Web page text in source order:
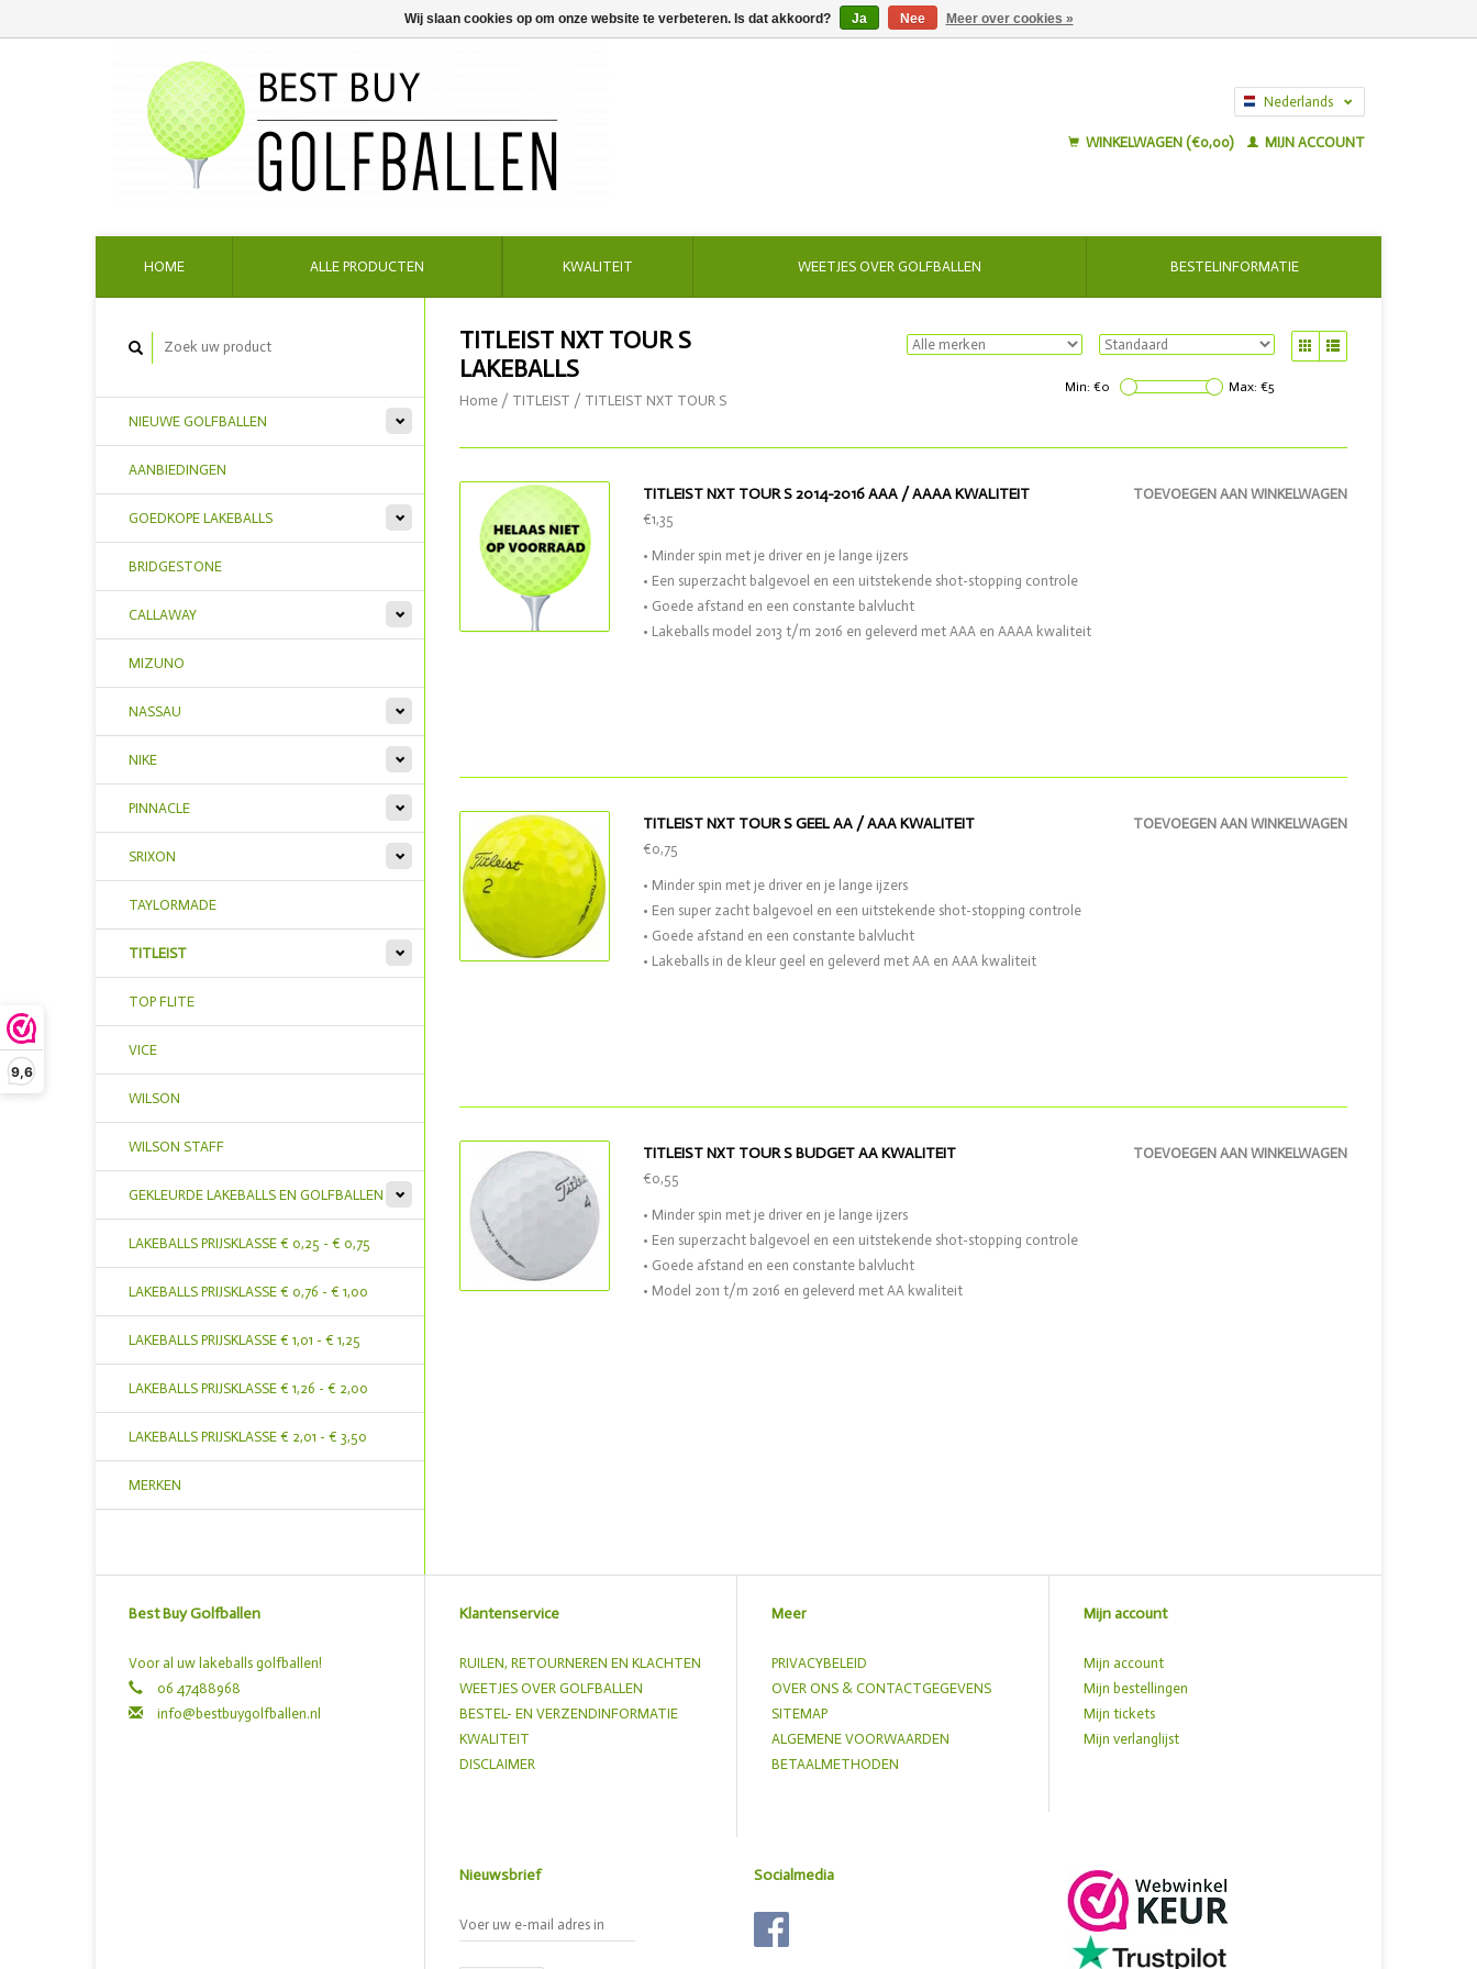
9,6
Nederlands
WINKELWAGEN (€0,00)
MIJN ACCOUNT
HOME ALLE PRODUCTEN KWALITEIT WEETJES OVER GOLFBALLEN BESTELINFORMATIE
NIEUWE GOLFBALLEN
AANBIEDINGEN
GOEDKOPE LAKEBALLS
BRIDGESTONE
CALLAWAY
MIZUNO
NASSAU
NIKE
PINNACLE
SRIXON
TAYLORMADE
TITLEIST
TOP FLITE
VICE
WILSON
WILSON STAFF
GEKLEURDE LAKEBALLS EN GOLFBALLEN
LAKEBALLS PRIJSKLASSE € 0,25 - € 0,75
LAKEBALLS PRIJSKLASSE € 0,76 - € 1,00
LAKEBALLS PRIJSKLASSE € 1,01 - € 1,25
LAKEBALLS PRIJSKLASSE € 1,26 - € 2,00
LAKEBALLS PRIJSKLASSE € 2,01 - € 3,50
MERKEN
TITLEIST NXT TOUR S
LAKEBALLS
Home / TITLEIST / TITLEIST NXT TOUR S
Min: €0 Max: €5
TITLEIST NXT TOUR S 2014-2016 AAA / AAAA KWALITEIT
TOEVOEGEN AAN WINKELWAGEN
€1,35
• Minder spin met je driver en je lange ijzers
• Een superzacht balgevoel en een uitstekende shot-stopping controle
• Goede afstand en een constante balvlucht
• Lakeballs model 2013 t/m 2016 en geleverd met AAA en AAAA kwaliteit
TITLEIST NXT TOUR S GEEL AA / AAA KWALITEIT
TOEVOEGEN AAN WINKELWAGEN
€0,75
• Minder spin met je driver en je lange ijzers
• Een super zacht balgevoel en een uitstekende shot-stopping controle
• Goede afstand en een constante balvlucht
• Lakeballs in de kleur geel en geleverd met AA en AAA kwaliteit
TITLEIST NXT TOUR S BUDGET AA KWALITEIT
TOEVOEGEN AAN WINKELWAGEN
€0,55
• Minder spin met je driver en je lange ijzers
• Een superzacht balgevoel en een uitstekende shot-stopping controle
• Goede afstand en een constante balvlucht
• Model 2011 t/m 2016 en geleverd met AA kwaliteit
Best Buy Golfballen
Voor al uw lakeballs golfballen!
06 47488968
info@bestbuygolfballen.nl
Klantenservice
RUILEN, RETOURNEREN EN KLACHTEN
WEETJES OVER GOLFBALLEN
BESTEL- EN VERZENDINFORMATIE
KWALITEIT
DISCLAIMER
Meer
PRIVACYBELEID
OVER ONS & CONTACTGEGEVENS
SITEMAP
ALGEMENE VOORWAARDEN
BETAALMETHODEN
Mijn account
Mijn account
Mijn bestellingen
Mijn tickets
Mijn verlanglijst
Nieuwsbrief Socialmedia
Wij slaan cookies op om onze website te verbeteren. Is dat akkoord? Ja Nee Meer over cookies »